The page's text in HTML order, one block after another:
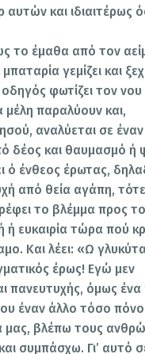
αυτών και ιδιαιτέρως
το έμαθα από τον
γεμίζει και
φωτίζει τον
μέλη παραλύουν και,
αναλύεται σε έναν
και θαυμασμό ή
ό ένθεος έρωτας,
από θεία αγάπη,
το βλέμμα προς
ή ευκαιρία τώρα πού
Και λέει: «Ω
έρως! Εγώ μεν
πανευτυχής, όμως ένα
έναν άλλο τόσο
μας, βλέπω τους
συμπάσχω. Γι’ αυτό